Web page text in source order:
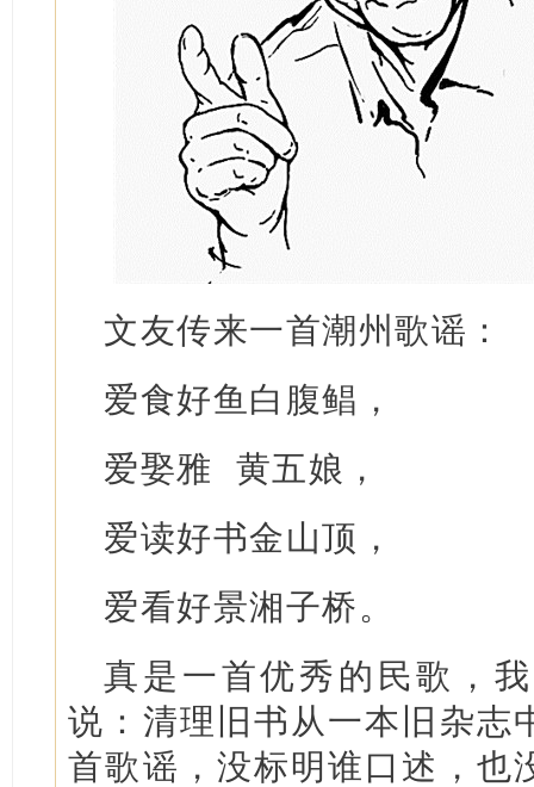
文友传来一首潮州歌谣：
爱食好鱼白腹鲳，
爱娶雅 黄五娘，
爱读好书金山顶，
爱看好景湘子桥。
真是一首优秀的民歌，
说：清理旧书从一本旧杂志
首歌谣，没标明谁口述，也